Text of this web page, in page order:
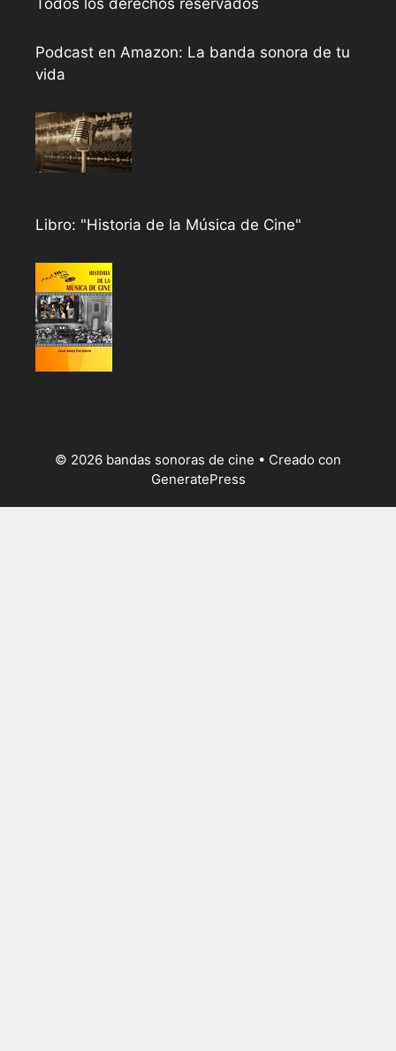
Todos los derechos reservados
Podcast en Amazon: La banda sonora de tu
vida
Libro: "Historia de la Música de Cine"
© 2026 bandas sonoras de cine • Creado con
GeneratePress